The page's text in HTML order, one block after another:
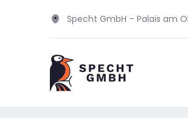
Specht GmbH – Palais am